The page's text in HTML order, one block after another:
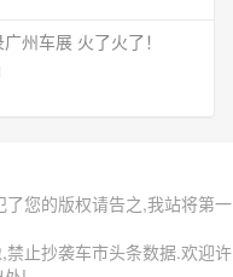
州车展 火了火了！
您的版权请告之,我站将第一
止抄袭车市头条数据.欢迎许